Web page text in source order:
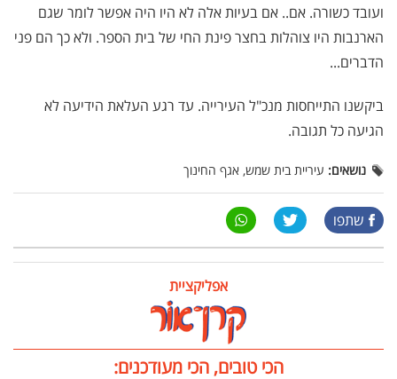
ועובד כשורה. אם.. אם בעיות אלה לא היו היה אפשר לומר שגם
הארנבות היו צוהלות בחצר פינת החי של בית הספר. ולא כך הם פני
הדברים...
ביקשנו התייחסות מנכ"ל העירייה. עד רגע העלאת הידיעה לא
הגיעה כל תגובה.
נושאים: עיריית בית שמש, אגף החינוך
שתפו
אפליקציית
הכי טובים, הכי מעודכנים: